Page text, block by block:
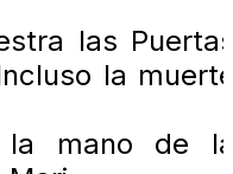
las
la
la mano de